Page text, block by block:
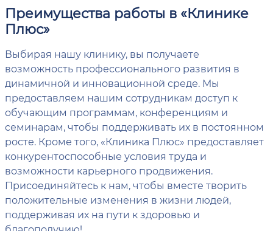
Преимущества работы в «Клинике
Плюс»
Выбирая нашу клинику, вы получаете
возможность профессионального развития в
динамичной и инновационной среде. Мы
предоставляем нашим сотрудникам доступ к
обучающим программам, конференциям и
семинарам, чтобы поддерживать их в постоянном
росте. Кроме того, «Клиника Плюс» предоставляет
конкурентоспособные условия труда и
возможности карьерного продвижения.
Присоединяйтесь к нам, чтобы вместе творить
положительные изменения в жизни людей,
поддерживая их на пути к здоровью и